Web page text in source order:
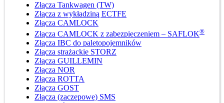
Złącza Tankwagen (TW)
Złącza z wykładziną ECTFE
Złącza CAMLOCK
Złącza CAMLOCK z zabezpieczeniem – SAFLOK®
Złącza IBC do paletopojemników
Złącza strażackie STORZ
Złącza GUILLEMIN
Złącza NOR
Złącza ROTTA
Złącza GOST
Złącza (zaczepowe) SMS